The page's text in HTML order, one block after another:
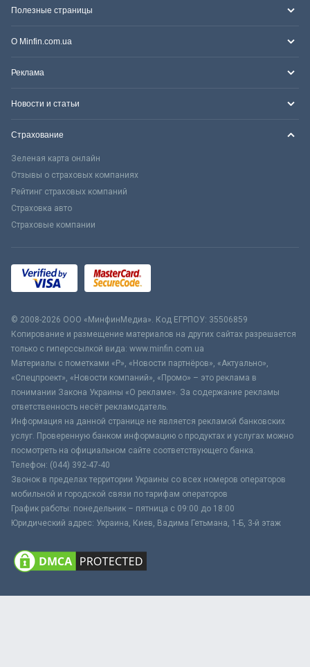
Полезные страницы
О Minfin.com.ua
Реклама
Новости и статьи
Страхование
Зеленая карта онлайн
Отзывы о страховых компаниях
Рейтинг страховых компаний
Страховка авто
Страховые компании
© 2008-2026 ООО «МинфинМедиа». Код ЕГРПОУ: 35506859
Копирование и размещение материалов на других сайтах разрешается
только с гиперссылкой вида: www.minfin.com.ua
Материалы с пометками «Р», «Новости партнёров», «Актуально»,
«Спецпроект», «Новости компаний», «Промо» – это реклама в
понимании Закона Украины «О рекламе». За содержание рекламы
ответственность несёт рекламодатель.
Информация на данной странице не является рекламой банковских
услуг. Проверенную банком информацию о продуктах и услугах можно
посмотреть на официальном сайте соответствующего банка.
Телефон: (044) 392-47-40
Звонок в пределах территории Украины со всех номеров операторов
мобильной и городской связи по тарифам операторов
График работы: понедельник – пятница с 09:00 до 18:00
Юридический адрес: Украина, Киев, Вадима Гетьмана, 1-Б, 3-й этаж